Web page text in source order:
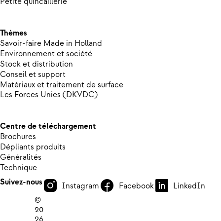
Thèmes
Savoir-faire Made in Holland
Environnement et société
Stock et distribution
Conseil et support
Matériaux et traitement de surface
Les Forces Unies (DKVDC)
Centre de téléchargement
Brochures
Dépliants produits
Généralités
Technique
Suivez-nous
Instagram Facebook
LinkedIn
©
20